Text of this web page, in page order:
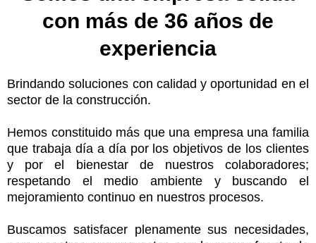
con más de 36 años de
experiencia
Brindando soluciones con calidad y oportunidad en el
sector de la construcción.​
Hemos constituido más que una empresa una familia
que trabaja día a día por los objetivos de los clientes
y por el bienestar de nuestros colaboradores;
respetando el medio ambiente y buscando el
mejoramiento continuo en nuestros procesos.
Buscamos satisfacer plenamente sus necesidades,